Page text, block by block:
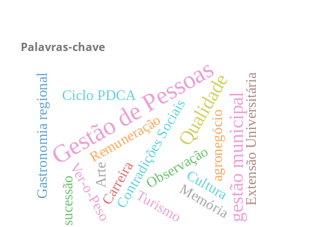
Palavras-chave
Gestão de Pessoas
Qualidadegestão municipal
Contradições Sociais Extensão Universitária
Ciclo PDCA
Carreira
Remuneração
ObservaçãoCultura
Memória
Turismo
Gastronomia regional Ver-o-Peso
agronegócio
sucessão
Arte